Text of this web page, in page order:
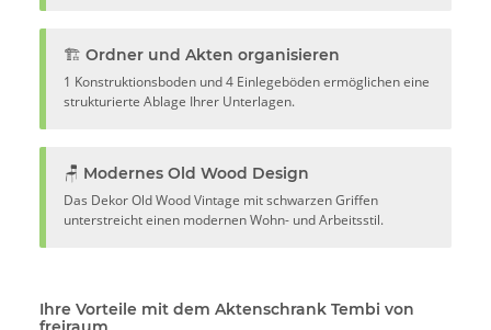
🏗️ Ordner und Akten organisieren
1 Konstruktionsboden und 4 Einlegeböden ermöglichen eine
strukturierte Ablage Ihrer Unterlagen.
🪑 Modernes Old Wood Design
Das Dekor Old Wood Vintage mit schwarzen Griffen
unterstreicht einen modernen Wohn- und Arbeitsstil.
Ihre Vorteile mit dem Aktenschrank Tembi von